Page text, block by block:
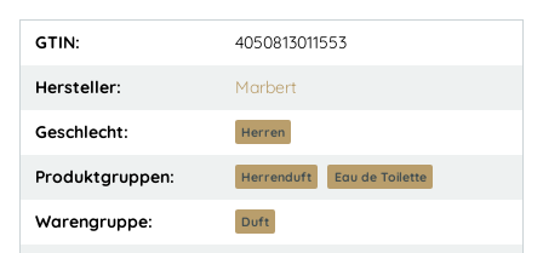
GTIN: 4050813011553
Hersteller: Marbert
Geschlecht: Herren
Produktgruppen: Herrenduft Eau de Toilette
Warengruppe: Duft